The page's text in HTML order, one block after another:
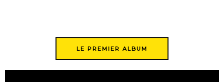
LE PREMIER ALBUM